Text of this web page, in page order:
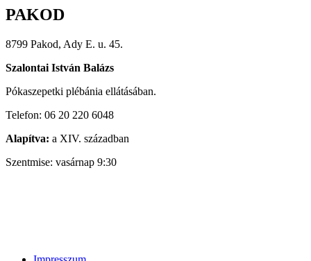
PAKOD
8799 Pakod, Ady E. u. 45.
Szalontai István Balázs
Pókaszepetki plébánia ellátásában.
Telefon: 06 20 220 6048
Alapítva: a XIV. században
Szentmise: vasárnap 9:30